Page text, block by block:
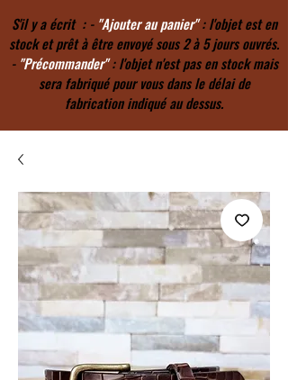
S'il y a écrit : - "Ajouter au panier": l'objet est en
stock et prêt à être envoyé sous 2 à 5 jours ouvrés.
- "Précommander": l'objet n'est pas en stock mais
sera fabriqué pour vous dans le délai de
fabrication indiqué au dessus.